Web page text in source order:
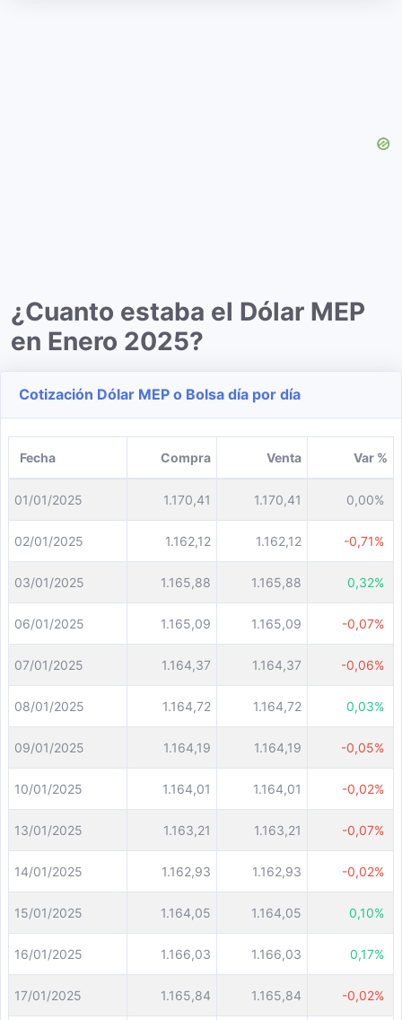
¿Cuanto estaba el Dólar MEP
en Enero 2025?
Cotización Dólar MEP o Bolsa día por día
Fecha Compra Venta Var %
01/01/2025 1.170,41 1.170,41 0,00%
02/01/2025 1.162,12 1.162,12 -0,71%
03/01/2025 1.165,88 1.165,88 0,32%
06/01/2025 1.165,09 1.165,09 -0,07%
07/01/2025 1.164,37 1.164,37 -0,06%
08/01/2025 1.164,72 1.164,72 0,03%
09/01/2025 1.164,19 1.164,19 -0,05%
10/01/2025 1.164,01 1.164,01 -0,02%
13/01/2025 1.163,21 1.163,21 -0,07%
14/01/2025 1.162,93 1.162,93 -0,02%
15/01/2025 1.164,05 1.164,05 0,10%
16/01/2025 1.166,03 1.166,03 0,17%
17/01/2025 1.165,84 1.165,84 -0,02%